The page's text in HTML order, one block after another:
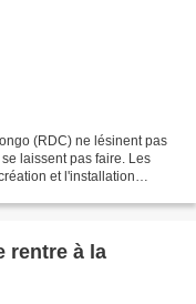
(RDC) ne lésinent pas
laissent pas faire. Les
et l'installation
rentre à la